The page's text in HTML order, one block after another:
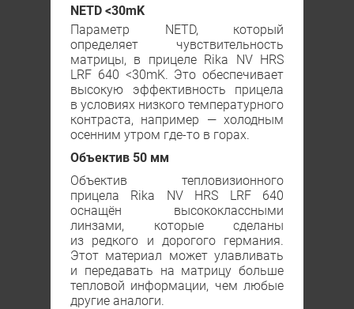
NEТD <30mK
Параметр NEТD, который
определяет чувствительность
матрицы, в прицеле Rika NV HRS
LRF 640 <30mK. Это обеспечивает
высокую эффективность прицела
в условиях низкого температурного
контраста, например — холодным
осенним утром где-то в горах.
Объектив 50 мм
Объектив тепловизионного
прицела Rika NV HRS LRF 640
оснащён высококлассными
линзами, которые сделаны
из редкого и дорогого германия.
Этот материал может улавливать
и передавать на матрицу больше
тепловой информации, чем любые
другие аналоги.